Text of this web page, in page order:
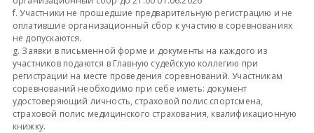
f. Участники не прошедшие предварительную регистрацию и не
оплатившие организационный сбор к участию в соревнованиях
не допускаются.
g. Заявки в письменной форме и документы на каждого из
участников подаются в Главную судейскую коллегию при
регистрации на месте проведения соревнований. Участникам
соревнований необходимо при себе иметь: документ
удостоверяющий личность, страховой полис спортсмена,
страховой полис медицинского страхования, квалификационную
книжку.